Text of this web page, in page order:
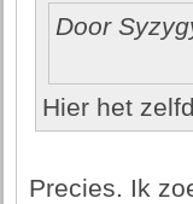
Door
Hier het
Precies. Ik